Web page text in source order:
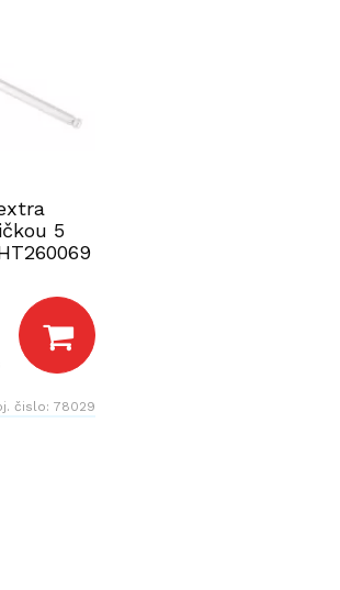
5
čislo:78029